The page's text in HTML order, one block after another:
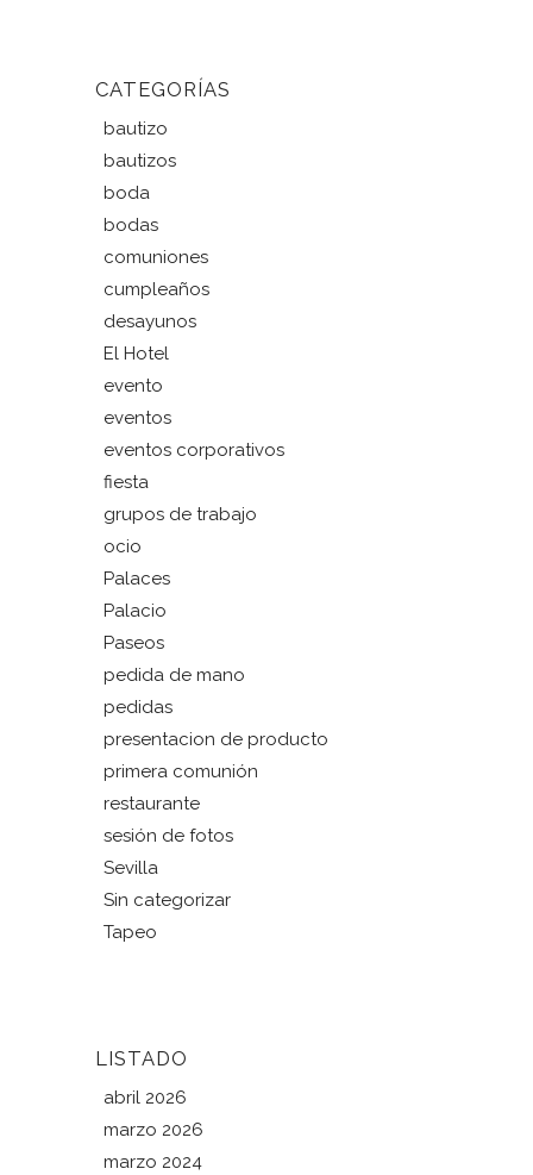
CATEGORÍAS
bautizo
bautizos
boda
bodas
comuniones
cumpleaños
desayunos
El Hotel
evento
eventos
eventos corporativos
fiesta
grupos de trabajo
ocio
Palaces
Palacio
Paseos
pedida de mano
pedidas
presentacion de producto
primera comunión
restaurante
sesión de fotos
Sevilla
Sin categorizar
Tapeo
LISTADO
abril 2026
marzo 2026
marzo 2024